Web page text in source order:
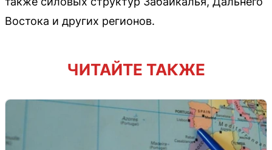
Востока и других регионов.
ЧИТАЙТЕ ТАКЖЕ